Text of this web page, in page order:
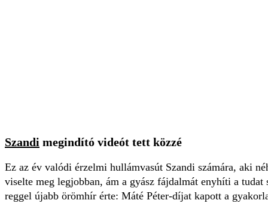
Szandi megindító videót tett közzé
Ez az év valódi érzelmi hullámvasút Szandi számára, aki
viselte meg legjobban, ám a gyász fájdalmát enyhíti a tudat
reggel újabb örömhír érte: Máté Péter-díjat kapott a